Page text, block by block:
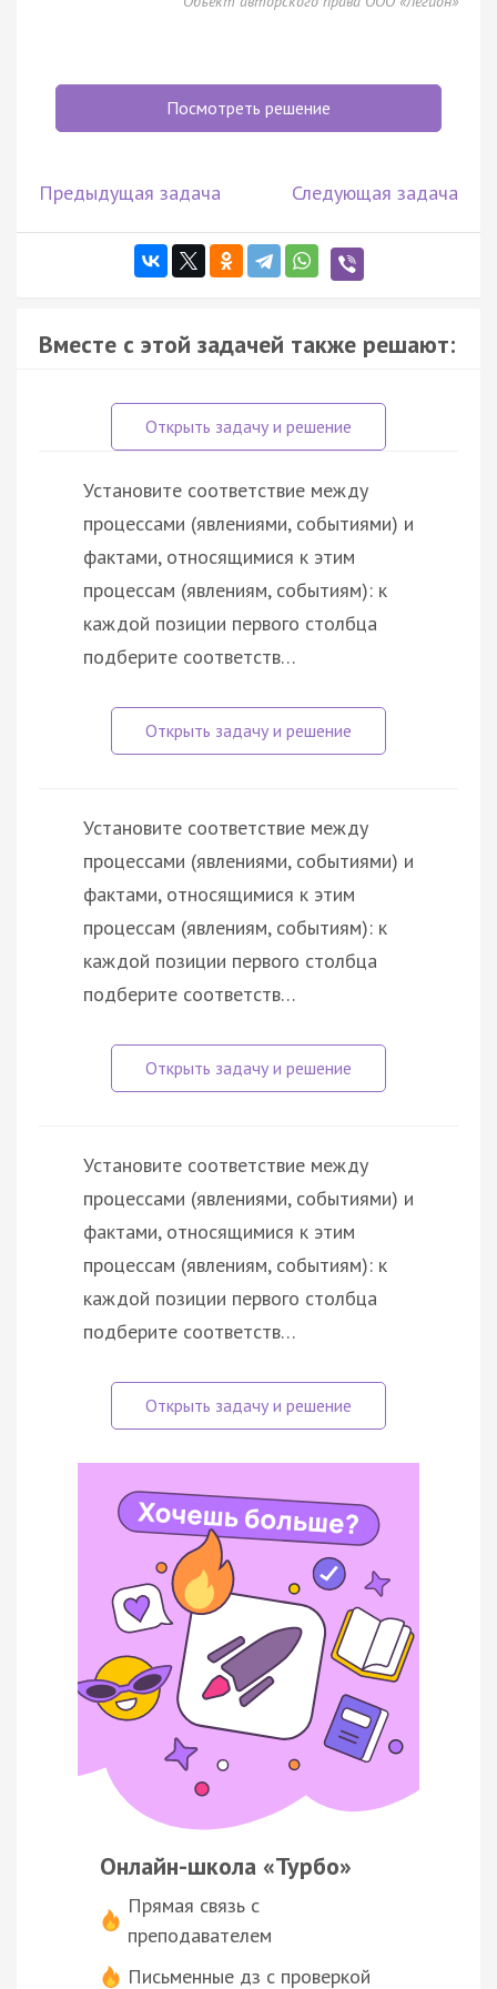
Посмотреть решение
Предыдущая задача Следующая задача
Вместе с этой задачей также решают:
Установите соответствие между
процессами (явлениями, событиями) и
фактами, относящимися к этим
процессам (явлениям, событиям): к
каждой позиции первого столбца
подберите соответств…
Установите соответствие между
процессами (явлениями, событиями) и
фактами, относящимися к этим
процессам (явлениям, событиям): к
каждой позиции первого столбца
подберите соответств…
Установите соответствие между
процессами (явлениями, событиями) и
фактами, относящимися к этим
процессам (явлениям, событиям): к
каждой позиции первого столбца
подберите соответств…
Онлайн-школа «Турбо»
Прямая связь с
преподавателем
Письменные дз с проверкой